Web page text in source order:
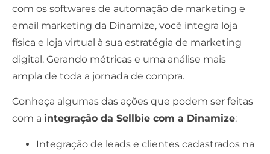
com os softwares de automação de marketing e
email marketing da Dinamize, você integra loja
física e loja virtual à sua estratégia de marketing
digital. Gerando métricas e uma análise mais
ampla de toda a jornada de compra.
Conheça algumas das ações que podem ser feitas
com a integração da Sellbie com a Dinamize:
Integração de leads e clientes cadastrados na